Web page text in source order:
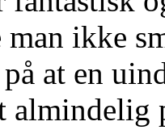
ikke
at en
almindelig